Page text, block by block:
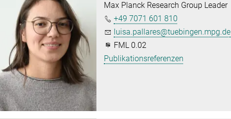
Max Planck Research Group Leader
+49 7071 601 810
luisa.pallares@tuebingen.mpg.de
FML 0.02
Publikationsreferenzen